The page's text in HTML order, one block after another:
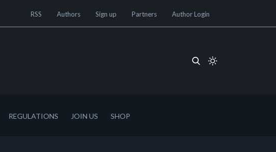
RSS Authors Sign up Partners Author Login
REGULATIONS JOIN US SHOP